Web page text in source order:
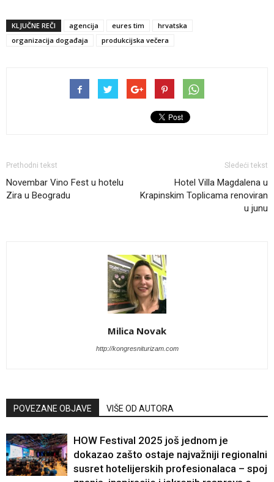
KLJUČNE REČI agencija eures tim
hrvatska
organizacija događaja
produkcijska večera
Prethodni tekst
Novembar Vino Fest u hotelu
Zira u Beogradu
Sledeći tekst
Hotel Villa Magdalena u
Krapinskim Toplicama renoviran
u junu
Milica Novak
http://kongresniturizam.com
POVEZANE OBJAVE VIŠE OD AUTORA
HOW Festival 2025 još jednom je
dokazao zašto ostaje najvažniji regionalni
susret hotelijerskih profesionalaca – spoj